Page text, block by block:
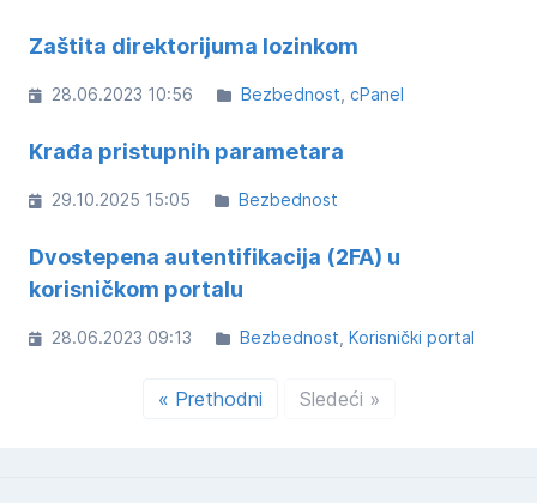
Zaštita direktorijuma lozinkom
28.06.2023 10:56 Bezbednost cPanel
Krađa pristupnih parametara
29.10.2025 15:05 Bezbednost
Dvostepena autentifikacija (2FA) u
korisničkom portalu
28.06.2023 09:13 Bezbednost Korisnički portal
« Prethodni Sledeći »